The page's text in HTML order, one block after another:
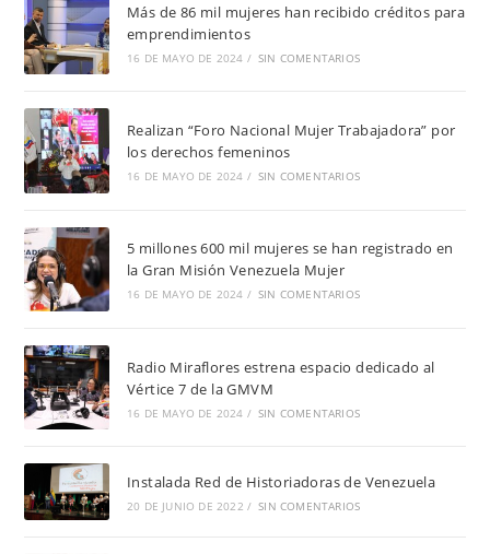
Más de 86 mil mujeres han recibido créditos para
emprendimientos
16 DE MAYO DE 2024 / SIN COMENTARIOS
Realizan “Foro Nacional Mujer Trabajadora” por
los derechos femeninos
16 DE MAYO DE 2024 / SIN COMENTARIOS
5 millones 600 mil mujeres se han registrado en
la Gran Misión Venezuela Mujer
16 DE MAYO DE 2024 / SIN COMENTARIOS
Radio Miraflores estrena espacio dedicado al
Vértice 7 de la GMVM
16 DE MAYO DE 2024 / SIN COMENTARIOS
Instalada Red de Historiadoras de Venezuela
20 DE JUNIO DE 2022 / SIN COMENTARIOS